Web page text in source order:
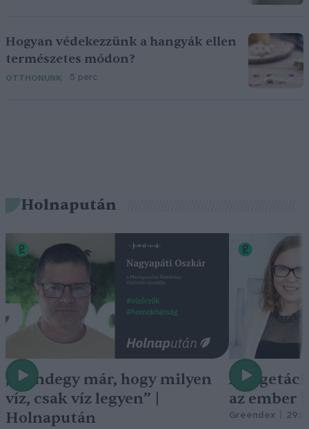
Hogyan védekezzünk a hangyák ellen
természetes módon?
OTTHONUNK 5 perc
Holnapután
„Mindegy már, hogy milyen
víz, csak víz legyen” |
Holnapután
A
az ember
Greendex